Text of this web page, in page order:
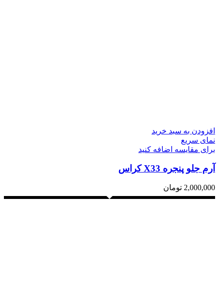
افزودن به سبد خرید
نمای سریع
برای مقایسه اضافه کنید
آرم جلو پنجره X33 کراس
2,000,000 تومان